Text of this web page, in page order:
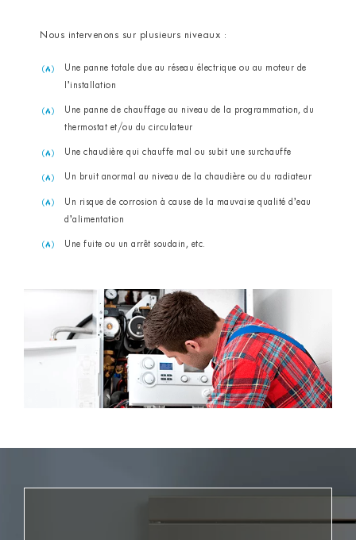
Nous intervenons sur plusieurs niveaux :
Une panne totale due au réseau électrique ou au moteur de
l’installation
Une panne de chauffage au niveau de la programmation, du
thermostat et/ou du circulateur
Une chaudière qui chauffe mal ou subit une surchauffe
Un bruit anormal au niveau de la chaudière ou du radiateur
Un risque de corrosion à cause de la mauvaise qualité d’eau
d’alimentation
Une fuite ou un arrêt soudain, etc.